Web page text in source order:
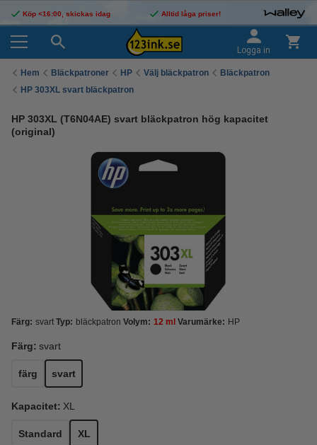
Köp <16:00, skickas idag Alltid låga priser!
Logga in
Hem Bläckpatroner HP Välj bläckpatron
Bläckpatron
HP 303XL svart bläckpatron
HP 303XL (T6N04AE) svart bläckpatron hög kapacitet
(original)
Färg: svart Typ: bläckpatron Volym: 12 ml Varumärke: HP
Färg: svart
färg svart
Kapacitet: XL
Standard XL